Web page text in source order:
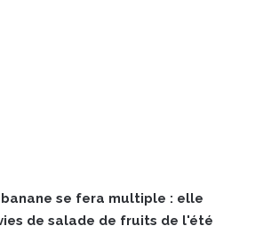
se fera multiple : elle
de salade de fruits de l'été